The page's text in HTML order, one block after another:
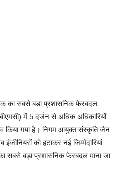
का सबसे बड़ा प्रशासनिक फेरबदल
में 5 दर्जन से अधिक अधिकारियों
किया गया है। निगम आयुक्त संस्कृति जैन
को हटाकर नई जिम्मेदारियां
सबसे बड़ा प्रशासनिक फेरबदल माना जा